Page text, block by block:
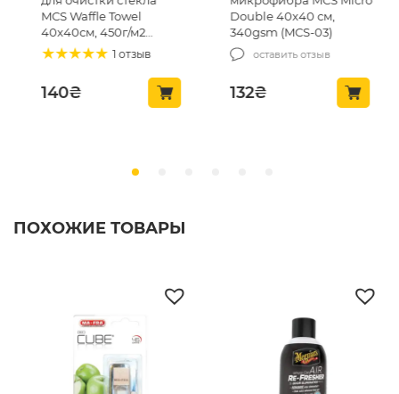
MCS Waffle Towel
40х40см, 450г/м2
(MCS24)
1 отзыв
140₴
Double 40х40 см,
340gsm (MCS-03)
оставить отзыв
132₴
ПОХОЖИЕ ТОВАРЫ